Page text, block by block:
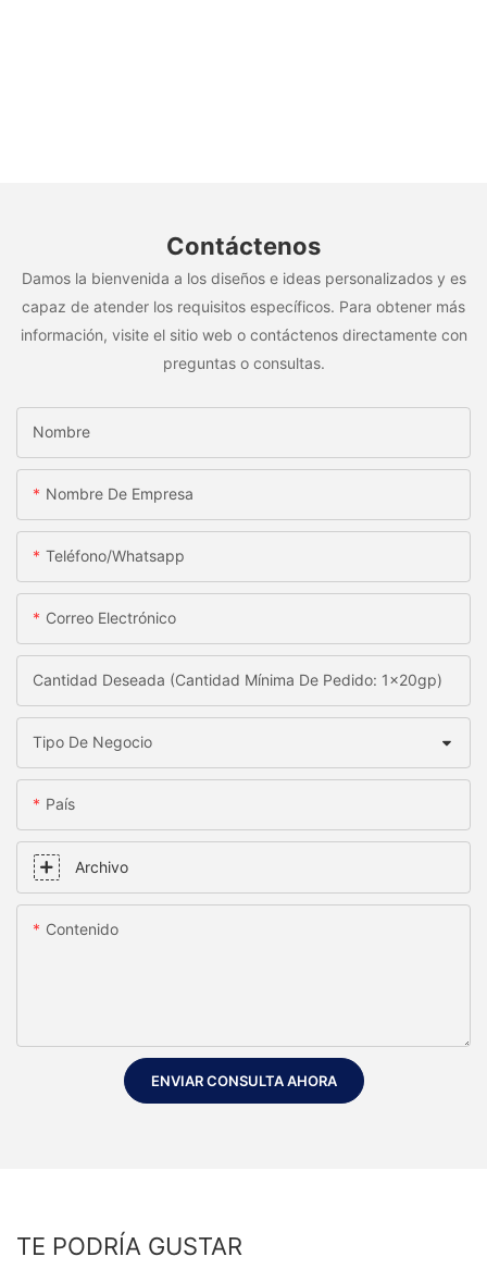
Contáctenos
Damos la bienvenida a los diseños e ideas personalizados y es
capaz de atender los requisitos específicos. Para obtener más
información, visite el sitio web o contáctenos directamente con
preguntas o consultas.
Nombre
Nombre De Empresa
Teléfono/whatsapp
Correo Electrónico
Cantidad Deseada (Cantidad Mínima De Pedido: 1x20gp)
Tipo De Negocio
País
Archivo
Contenido
ENVIAR CONSULTA AHORA
TE PODRÍA GUSTAR